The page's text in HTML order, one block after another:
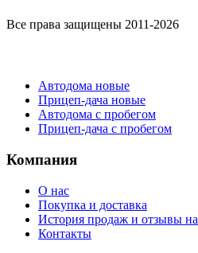
Все права защищены 2011-2026
Автодома новые
Прицеп-дача новые
Автодома с пробегом
Прицеп-дача с пробегом
Компания
О нас
Покупка и доставка
История продаж и отзывы
Контакты